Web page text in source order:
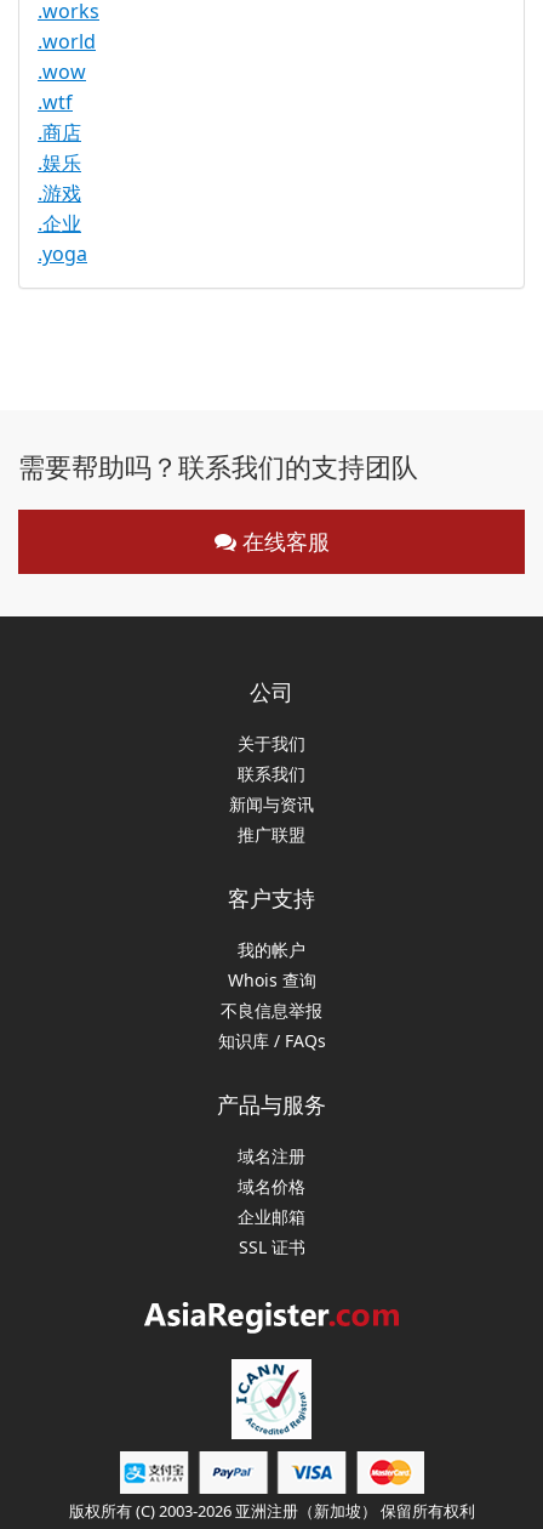
.works
.world
.wow
.wtf
.商店
.娱乐
.游戏
.企业
.yoga
需要帮助吗？联系我们的支持团队
在线客服
公司
关于我们
联系我们
新闻与资讯
推广联盟
客户支持
我的帐户
Whois 查询
不良信息举报
知识库 / FAQs
产品与服务
域名注册
域名价格
企业邮箱
SSL 证书
版权所有 (C) 2003-2026 亚洲注册（新加坡） 保留所有权利